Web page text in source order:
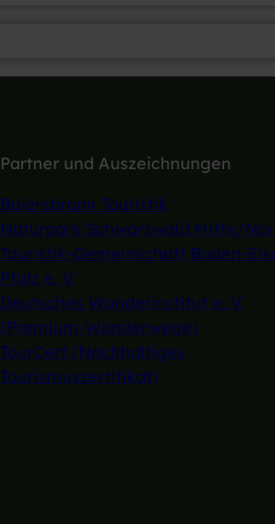
Partner und Auszeichnungen
Baiersbronn Touristik
Naturpark Schwarzwald Mitte/
Touristik-Gemeinschaft Baden-
Pfalz e. V.
Deutsches Wanderinstitut e. V.
(Premium-Wanderwege)
TourCert (Nachhaltiges
Tourismuszertifikat)